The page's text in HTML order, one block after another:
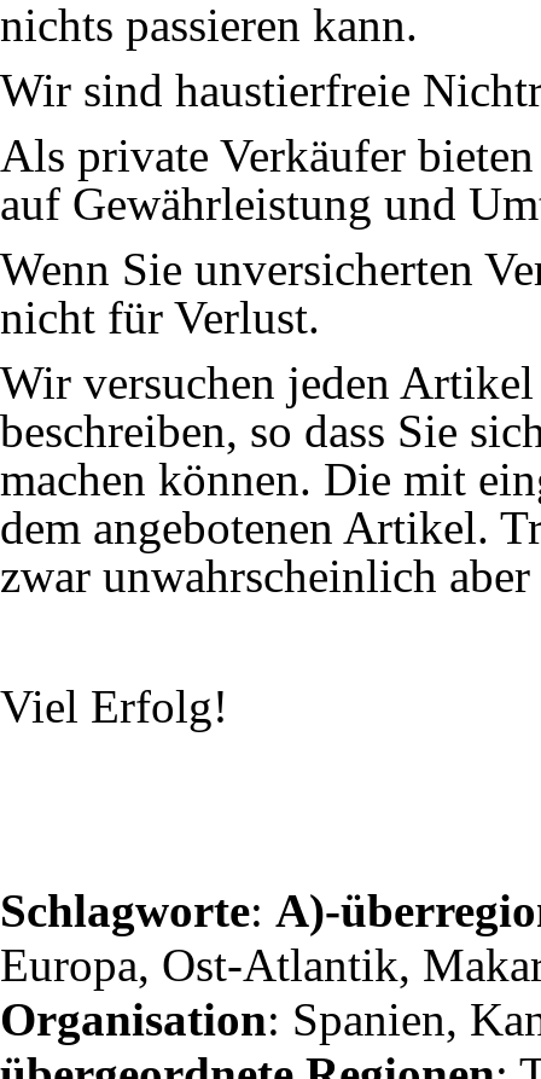
nichts passieren kann.
Wir sind haustierfreie
Als private Verkäufer
auf Gewährleistung und
Wenn Sie unversicherten
nicht für Verlust.
Wir versuchen jeden
beschreiben, so dass Sie
machen können. Die mit
dem angebotenen Artikel.
zwar unwahrscheinlich
Viel Erfolg!
Schlagworte: A)-
Europa, Ost-Atlantik,
Organisation: Spanien,